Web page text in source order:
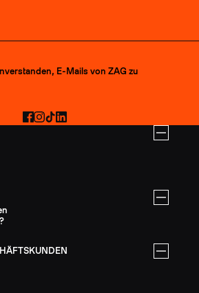
abonnierenE-Mails von ZAG zu
Facebook
Instagram
TikTokLinkedIn